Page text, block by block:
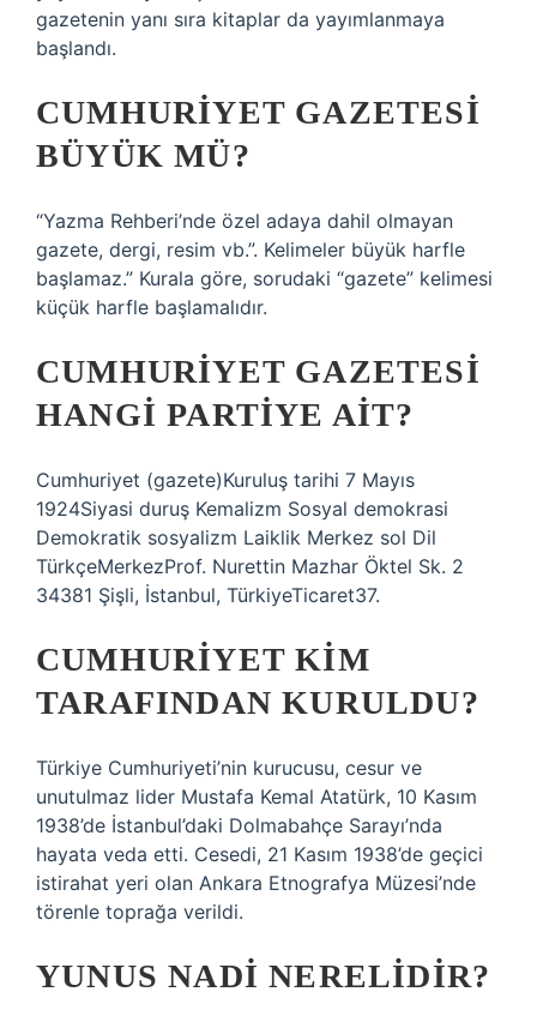
gazetenin yanı sıra kitaplar da yayımlanmaya
başlandı.
CUMHURIYET GAZETESI
BÜYÜK MÜ?
“Yazma Rehberi’nde özel adaya dahil olmayan
gazete, dergi, resim vb.”. Kelimeler büyük harfle
başlamaz.” Kurala göre, sorudaki “gazete” kelimesi
küçük harfle başlamalıdır.
CUMHURIYET GAZETESI
HANGI PARTIYE AIT?
Cumhuriyet (gazete)Kuruluş tarihi 7 Mayıs
1924Siyasi duruş Kemalizm Sosyal demokrasi
Demokratik sosyalizm Laiklik Merkez sol Dil
TürkçeMerkezProf. Nurettin Mazhar Öktel Sk. 2
34381 Şişli, İstanbul, TürkiyeTicaret37.
CUMHURIYET KIM
TARAFINDAN KURULDU?
Türkiye Cumhuriyeti’nin kurucusu, cesur ve
unutulmaz lider Mustafa Kemal Atatürk, 10 Kasım
1938’de İstanbul’daki Dolmabahçe Sarayı’nda
hayata veda etti. Cesedi, 21 Kasım 1938’de geçici
istirahat yeri olan Ankara Etnografya Müzesi’nde
törenle toprağa verildi.
YUNUS NADI NERELIDIR?